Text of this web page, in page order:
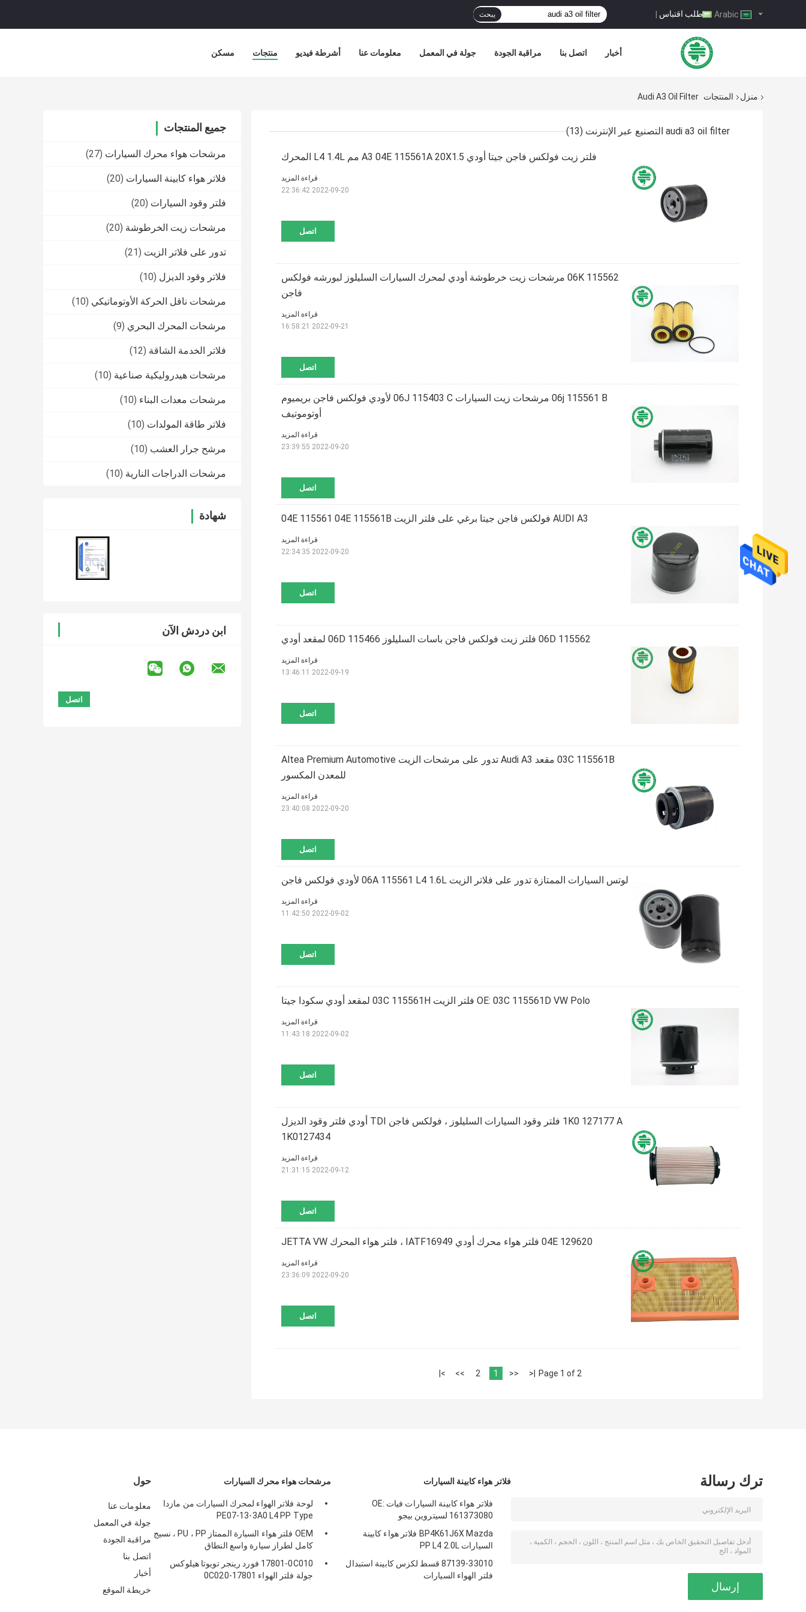
طلب اقتباس | يبحث
مسكن منتجات أشرطة فيديو معلومات عنا جولة في المعمل مراقبة الجودة اتصل بنا أخبار
منزل المنتجات Audi A3 Oil Filter
جميع المنتجات
مرشحات هواء محرك السيارات (27)
فلاتر هواء كابينة السيارات (20)
فلتر وقود السيارات (20)
مرشحات زيت الخرطوشة (20)
تدور على فلاتر الزيت (21)
فلاتر وقود الديزل (10)
مرشحات ناقل الحركة الأوتوماتيكي (10)
مرشحات المحرك البحري (9)
فلاتر الخدمة الشاقة (12)
مرشحات هيدروليكية صناعية (10)
مرشحات معدات البناء (10)
فلاتر طاقة المولدات (10)
مرشح جرار العشب (10)
مرشحات الدراجات النارية (10)
شهادة
ابن دردش الآن
audi a3 oil filter التصنيع عبر الإنترنت (13)
فلتر زيت فولكس فاجن جيتا أودي A3 04E 115561A 20X1.5 مم L4 1.4L المحرك
اتصل
قراءة المزيد
2022-09-20 22:36:42
06K 115562 مرشحات زيت خرطوشة أودي لمحرك السيارات السليلوز لبورشه فولكس
فاجن
اتصل
قراءة المزيد
2022-09-21 16:58:21
06j 115561 B مرشحات زيت السيارات 06J 115403 C لأودي فولكس فاجن بريميوم
أوتوموتيف
اتصل
قراءة المزيد
2022-09-20 23:39:55
AUDI A3 فولكس فاجن جيتا برغي على فلتر الزيت 04E 115561 04E 115561B
اتصل
قراءة المزيد
2022-09-20 22:34:35
06D 115562 فلتر زيت فولكس فاجن باسات السليلوز 06D 115466 لمقعد أودي
اتصل
قراءة المزيد
2022-09-19 13:46:11
03C 115561B مقعد Audi A3 تدور على مرشحات الزيت Altea Premium Automotive
للمعدن المكسور
اتصل
قراءة المزيد
2022-09-20 23:40:08
لوتس السيارات الممتازة تدور على فلاتر الزيت 06A 115561 L4 1.6L لأودي فولكس فاجن
اتصل
قراءة المزيد
2022-09-02 11:42:50
OE: 03C 115561D VW Polo فلتر الزيت 03C 115561H لمقعد أودي سكودا جيتا
اتصل
قراءة المزيد
2022-09-02 11:43:18
1K0 127177 A فلتر وقود السيارات السليلوز ، فولكس فاجن TDI أودي فلتر وقود الديزل
1K0127434
اتصل
قراءة المزيد
2022-09-12 21:31:15
04E 129620 فلتر هواء محرك أودي IATF16949 ، فلتر هواء المحرك JETTA VW
اتصل
قراءة المزيد
2022-09-20 23:36:09
Page 1 of 2
|<
<<
1
2
>>
>|
حول
معلومات عنا
جولة في المعمل
مراقبة الجودة
اتصل بنا
أخبار
خريطة الموقع
مرشحات هواء محرك السيارات
لوحة فلاتر الهواء لمحرك السيارات من مازدا
PE07-13-3A0 L4 PP Type
OEM فلتر هواء السيارة الممتاز PU ، PP ، نسيج
كامل لطراز سيارة واسع النطاق
17801-0C010 فورد رينجر تويوتا هيلوكس
جولة فلتر الهواء 17801-0C020
فلاتر هواء كابينة السيارات
فلاتر هواء كابينة السيارات فيات OE:
161373080 لسيتروين بيجو
BP4K61J6X Mazda فلاتر هواء كابينة
السيارات PP L4 2.0L
87139-33010 قسط لكزس كابينة استبدال
فلتر الهواء السيارات
ترك رسالة